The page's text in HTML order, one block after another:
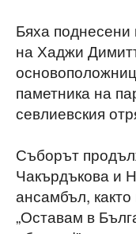
Бяха поднесени
на Хаджи
паметника на
севлиевския
Съборът
Чакърдъкова и
ансамбъл,
„Оставам в